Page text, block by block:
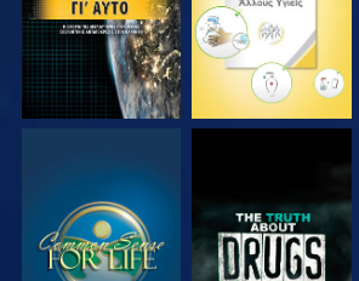
ΠΑΡΑΚΟΛΟΥΘΗΣΤΕ ΠΑΡΑΚΟΛΟΥΘΗΣΤΕ